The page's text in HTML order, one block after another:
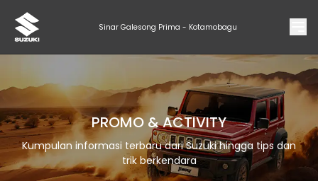
Sinar Galesong Prima - Kotamobagu
PROMO & ACTIVITY
Kumpulan informasi terbaru dari Suzuki hingga tips dan
trik berkendara